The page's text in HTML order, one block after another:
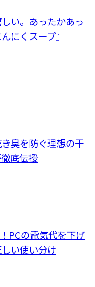
い。あったかあっ
にくスープ』
臭を防ぐ理想の干
底伝授
PCの電気代を下げ
い使い分け